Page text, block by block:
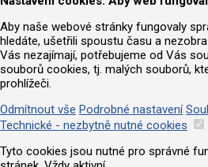
Aby naše webové stránky fungovaly
hledáte, ušetřili spoustu času a
Vás nezajímají, potřebujeme od Vás
souborů cookies, tj. malých souborů,
prohlížeči.
Odmítnout vše Podrobné nastavení
Technické - nezbytně nutné cookies
Tyto cookies jsou nutné pro správné